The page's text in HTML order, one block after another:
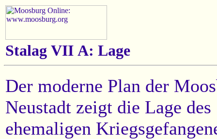
Stalag VII A: Lage
Der moderne Plan der
Neustadt zeigt die Lage des
ehemaligen